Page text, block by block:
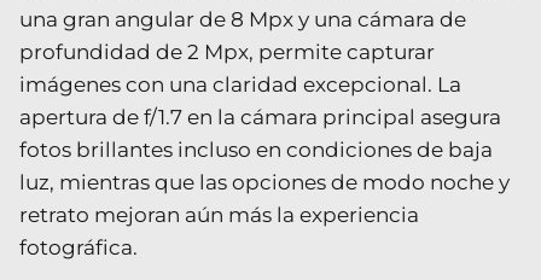
una gran angular de 8 Mpx y una cámara de
profundidad de 2 Mpx, permite capturar
imágenes con una claridad excepcional. La
apertura de f/1.7 en la cámara principal asegura
fotos brillantes incluso en condiciones de baja
luz, mientras que las opciones de modo noche y
retrato mejoran aún más la experiencia
fotográfica.